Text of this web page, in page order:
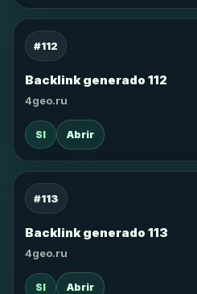
#112
Backlink generado 112
4geo.ru
SI Abrir
#113
Backlink generado 113
4geo.ru
SI Abrir